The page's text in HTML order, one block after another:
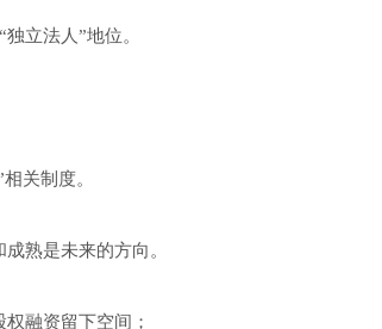
立法人”地位。
关制度。
熟是未来的方向。
融资留下空间；